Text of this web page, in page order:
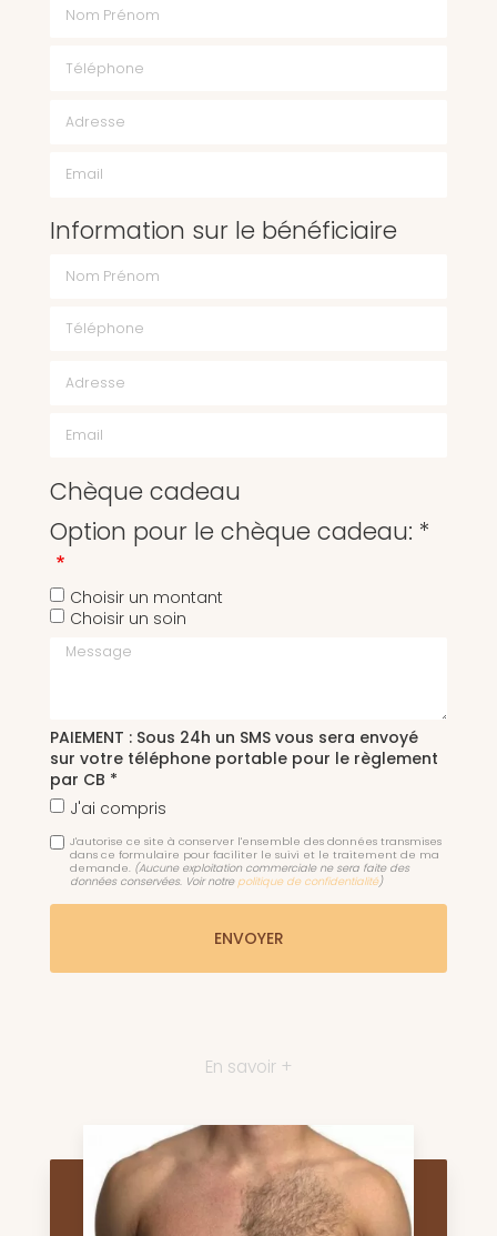
Information sur le bénéficiaire
Chèque cadeau
Option pour le chèque cadeau: *
Choisir un montant
Choisir un soin
Message
PAIEMENT : Sous 24h un SMS vous sera envoyé
sur votre téléphone portable pour le règlement
par CB *
J'ai compris
J'autorise ce site à conserver l'ensemble des données transmises
dans ce formulaire pour faciliter le suivi et le traitement de ma
demande. (Aucune exploitation commerciale ne sera faite des
données conservées. Voir notre politique de confidentialité)
En savoir +